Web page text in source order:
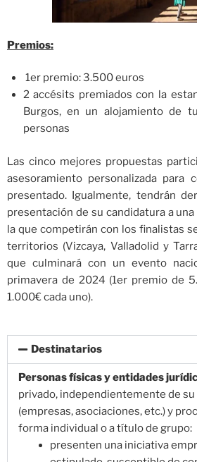
Premios:
1er premio: 3.500 euros
2 accésits premiados con la
Burgos, en un alojamiento de
personas
Las cinco mejores propuestas
asesoramiento personalizada para
presentado. Igualmente, tendrán
presentación de su candidatura a
la que competirán con los finalistas
territorios (Vizcaya, Valladolid y
que culminará con un evento
primavera de 2024 (1er premio de
1.000€ cada uno).
Destinatarios
Personas físicas y entidades
privado, independientemente de
(empresas, asociaciones, etc.) y
forma individual o a título de grupo:
presenten una iniciativa